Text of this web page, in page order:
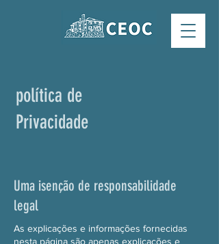
política de
Privacidade
Uma isenção de responsabilidade
legal
As explicações e informações fornecidas
nesta página são apenas explicações e